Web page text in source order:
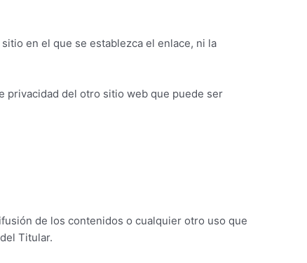
en el que se establezca el enlace, ni la
privacidad del otro sitio web que puede ser
de los contenidos o cualquier otro uso que
Titular.